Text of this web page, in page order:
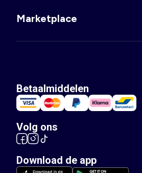
Marketplace
Betaalmiddelen
Volg ons
Download de app